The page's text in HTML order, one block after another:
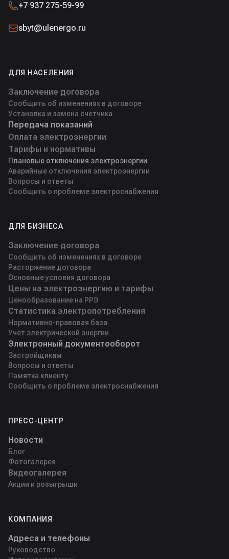
+7 937 275-59-99
sbyt@ulenergo.ru
ДЛЯ НАСЕЛЕНИЯ
Заключение договора
Сообщить об изменениях в договоре
Установка и замена счетчика
Передача показаний
Оплата электроэнергии
Тарифы и нормативы
Плановые отключения электроэнергии
Аварийные отключения электроэнергии
Вопросы и ответы
Сообщить о проблеме электроснабжения
ДЛЯ БИЗНЕСА
Заключение договора
Сообщить об изменениях в договоре
Расторжение договора
Основные условия договора
Цены на электроэнергию и тарифы
Ценообразование на РРЭ
Статистика электропотребления
Нормативно-правовая база
Учёт электрической энергии
Электронный документооборот
Застройщикам
Вопросы и ответы
Памятка клиенту
Сообщить о проблеме электроснабжения
ПРЕСС-ЦЕНТР
Новости
Блог
Фотогалерея
Видеогалерея
Акции и розыгрыши
КОМПАНИЯ
Адреса и телефоны
Руководство